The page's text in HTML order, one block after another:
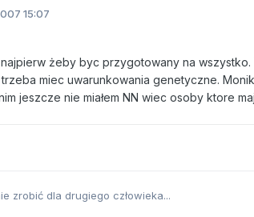
15:07
żeby byc przygotowany na
miec uwarunkowania genetyczne.
jeszcze nie miałem NN wiec osoby ktore
zrobić dla drugiego człowieka...